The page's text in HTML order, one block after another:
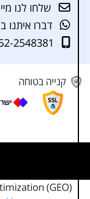
שלחו לנו
דברו איתנו
2548381
קנייה בטוחה
(GEO)